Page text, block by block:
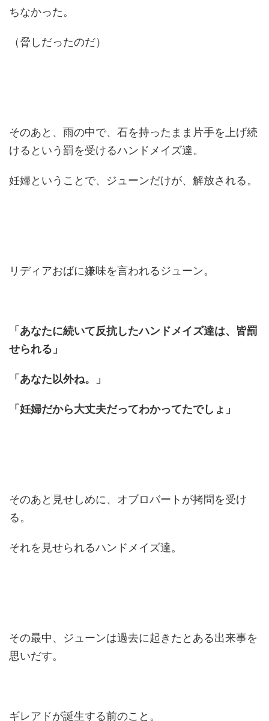
ちなかった。
（脅しだったのだ）
そのあと、雨の中で、石を持ったまま片手を上げ続
けるという罰を受けるハンドメイズ達。
妊婦ということで、ジューンだけが、解放される。
リディアおばに嫌味を言われるジューン。
「あなたに続いて反抗したハンドメイズ達は、皆罰
せられる」
「あなた以外ね。」
「妊婦だから大丈夫だってわかってたでしょ」
そのあと見せしめに、オブロバートが拷問を受け
る。
それを見せられるハンドメイズ達。
その最中、ジューンは過去に起きたとある出来事を
思いだす。
ギレアドが誕生する前のこと。